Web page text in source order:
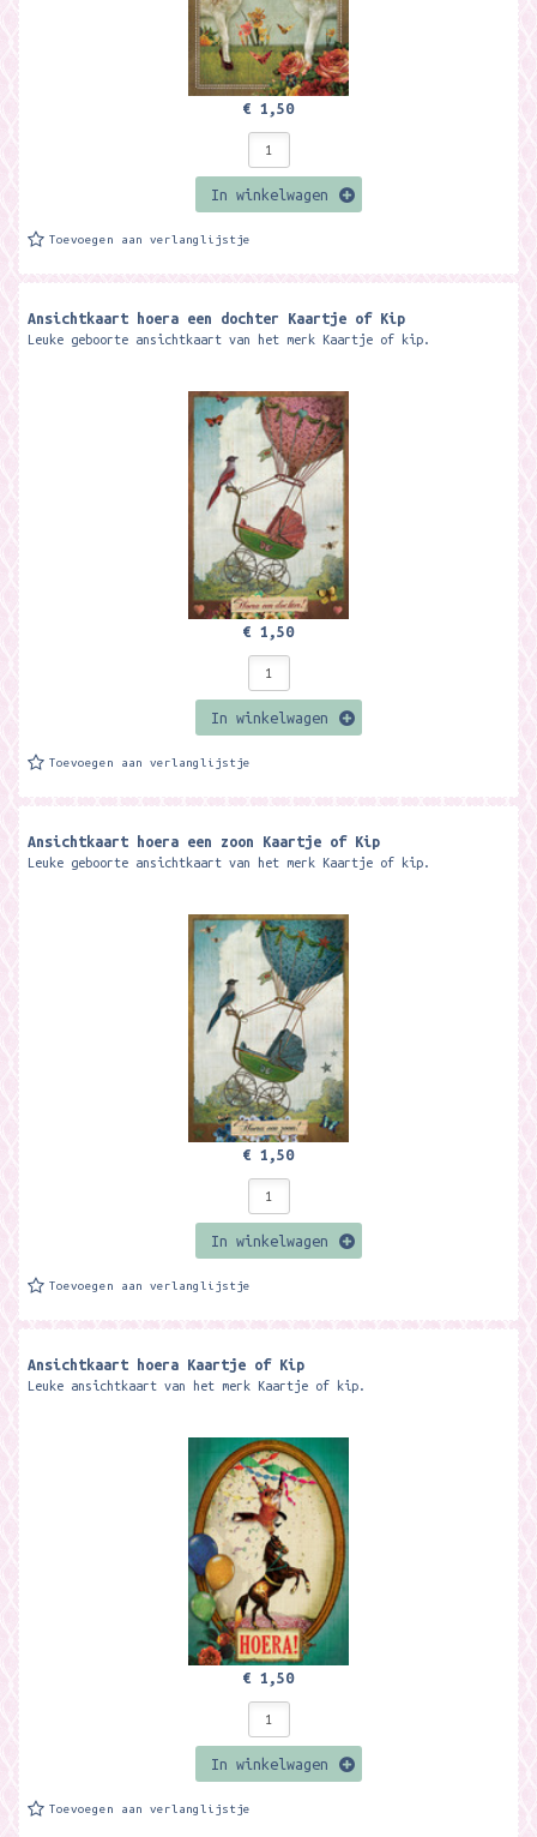
€ 1,50
In winkelwagen
Toevoegen aan verlanglijstje
Ansichtkaart hoera een dochter Kaartje of Kip
Leuke geboorte ansichtkaart van het merk Kaartje of kip.
€ 1,50
In winkelwagen
Toevoegen aan verlanglijstje
Ansichtkaart hoera een zoon Kaartje of Kip
Leuke geboorte ansichtkaart van het merk Kaartje of kip.
€ 1,50
In winkelwagen
Toevoegen aan verlanglijstje
Ansichtkaart hoera Kaartje of Kip
Leuke ansichtkaart van het merk Kaartje of kip.
€ 1,50
In winkelwagen
Toevoegen aan verlanglijstje